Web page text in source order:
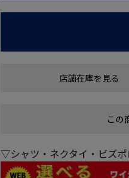
店舗在庫を見る
この
▽シャツ・ネクタイ・ビズ